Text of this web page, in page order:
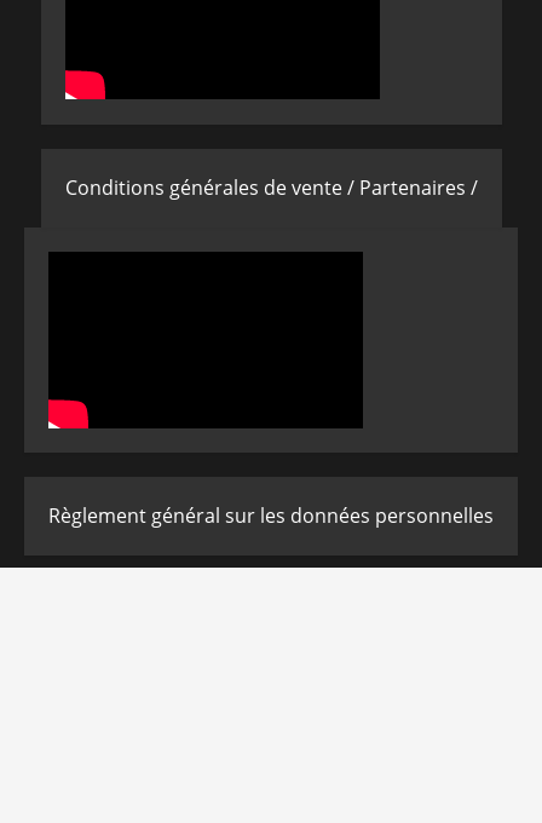
Conditions générales de vente / Partenaires /
Règlement général sur les données personnelles